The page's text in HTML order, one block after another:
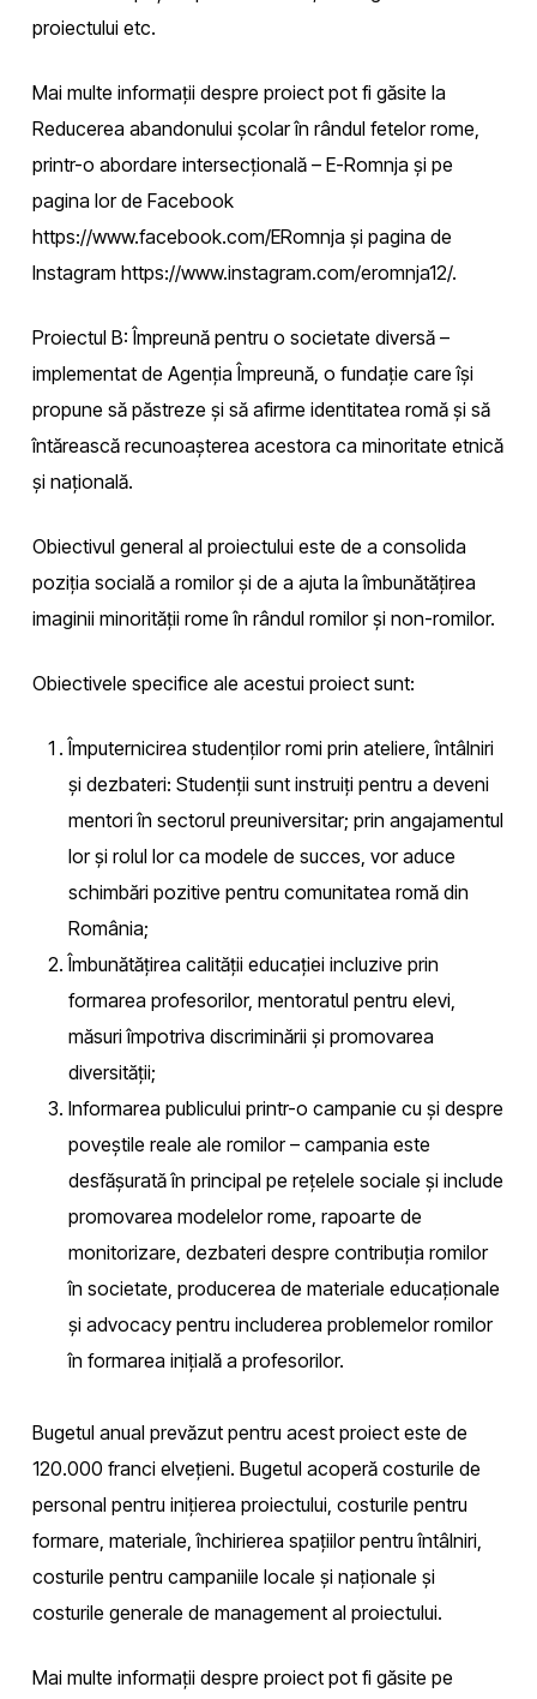
proiectului etc.
Mai multe informații despre proiect pot fi găsite la
Reducerea abandonului școlar în rândul fetelor rome,
printr-o abordare intersecțională – E-Romnja și pe
pagina lor de Facebook
https://www.facebook.com/ERomnja și pagina de
Instagram https://www.instagram.com/eromnja12/.
Proiectul B: Împreună pentru o societate diversă –
implementat de Agenția Împreună, o fundație care își
propune să păstreze și să afirme identitatea romă și să
întărească recunoașterea acestora ca minoritate etnică
și națională.
Obiectivul general al proiectului este de a consolida
poziția socială a romilor și de a ajuta la îmbunătățirea
imaginii minorității rome în rândul romilor și non-romilor.
Obiectivele specifice ale acestui proiect sunt:
Împuternicirea studenților romi prin ateliere, întâlniri
și dezbateri: Studenții sunt instruiți pentru a deveni
mentori în sectorul preuniversitar; prin angajamentul
lor și rolul lor ca modele de succes, vor aduce
schimbări pozitive pentru comunitatea romă din
România;
Îmbunătățirea calității educației incluzive prin
formarea profesorilor, mentoratul pentru elevi,
măsuri împotriva discriminării și promovarea
diversității;
Informarea publicului printr-o campanie cu și despre
poveștile reale ale romilor – campania este
desfășurată în principal pe rețelele sociale și include
promovarea modelelor rome, rapoarte de
monitorizare, dezbateri despre contribuția romilor
în societate, producerea de materiale educaționale
și advocacy pentru includerea problemelor romilor
în formarea inițială a profesorilor.
Bugetul anual prevăzut pentru acest proiect este de
120.000 franci elvețieni. Bugetul acoperă costurile de
personal pentru inițierea proiectului, costurile pentru
formare, materiale, închirierea spațiilor pentru întâlniri,
costurile pentru campaniile locale și naționale și
costurile generale de management al proiectului.
Mai multe informații despre proiect pot fi găsite pe